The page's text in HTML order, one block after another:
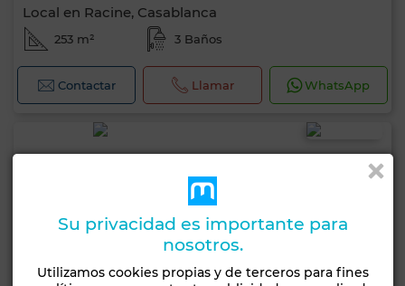
Local en Racine, Casablanca
253 m² 3 Baños
Contactar Llamar WhatsApp
Su privacidad es importante para
nosotros.
Utilizamos cookies propias y de terceros para fines